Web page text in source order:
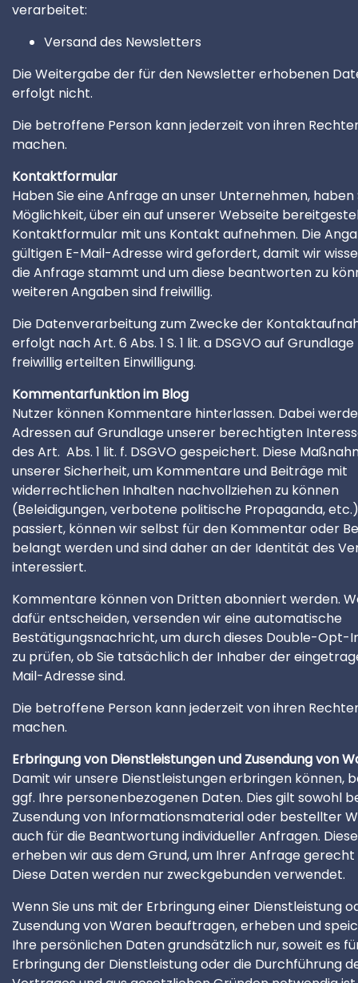
verarbeitet:
Versand des Newsletters
Die Weitergabe der für den Newsletter erhobenen
erfolgt nicht.
Die betroffene Person kann jederzeit von ihren
machen.
Kontaktformular
Haben Sie eine Anfrage an unser Unternehmen, haben
Möglichkeit, über ein auf unserer Webseite
Kontaktformular mit uns Kontakt aufnehmen. Die
gültigen E-Mail-Adresse wird gefordert, damit wir
die Anfrage stammt und um diese beantworten zu
weiteren Angaben sind freiwillig.
Die Datenverarbeitung zum Zwecke der
erfolgt nach Art. 6 Abs. 1 S. 1 lit. a DSGVO auf
freiwillig erteilten Einwilligung.
Kommentarfunktion im Blog
Nutzer können Kommentare hinterlassen. Dabei
Adressen auf Grundlage unserer berechtigten
des Art. Abs. 1 lit. f. DSGVO gespeichert. Diese
unserer Sicherheit, um Kommentare und Beiträge mit
widerrechtlichen Inhalten nachvollziehen zu können
(Beleidigungen, verbotene politische Propaganda,
passiert, können wir selbst für den Kommentar oder
belangt werden und sind daher an der Identität des
interessiert.
Kommentare können von Dritten abonniert werden.
dafür entscheiden, versenden wir eine automatische
Bestätigungsnachricht, um durch dieses Double-Opt-
zu prüfen, ob Sie tatsächlich der Inhaber der
Mail-Adresse sind.
Die betroffene Person kann jederzeit von ihren
machen.
Erbringung von Dienstleistungen und Zusendung von
Damit wir unsere Dienstleistungen erbringen können,
ggf. Ihre personenbezogenen Daten. Dies gilt sowohl
Zusendung von Informationsmaterial oder bestellter
auch für die Beantwortung individueller Anfragen.
erheben wir aus dem Grund, um Ihrer Anfrage gerecht
Diese Daten werden nur zweckgebunden verwendet.
Wenn Sie uns mit der Erbringung einer Dienstleistung
Zusendung von Waren beauftragen, erheben und
Ihre persönlichen Daten grundsätzlich nur, soweit es
Erbringung der Dienstleistung oder die Durchführung